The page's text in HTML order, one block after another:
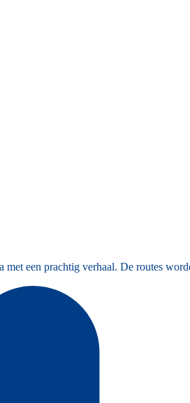
met een prachtig verhaal. De routes